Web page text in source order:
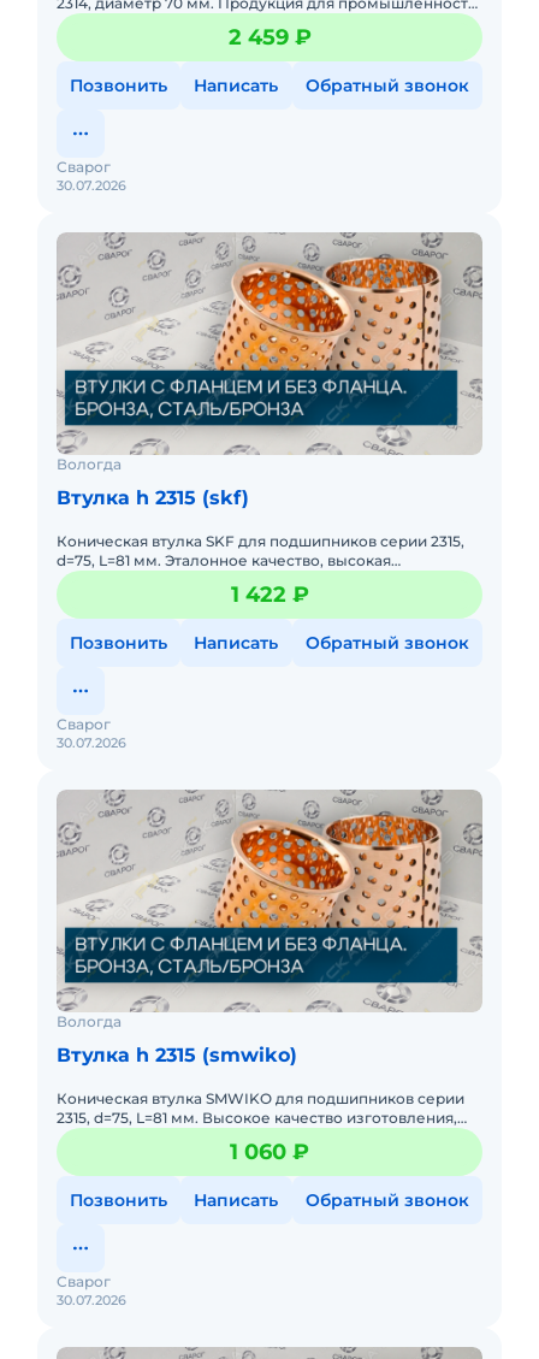
сертифицирована для применения в специальной
технике.
2 459 ₽
Позвонить Написать Обратный звонок
30.07.2026
Сварог
Вологда
Втулка h 2315 (skf)
Коническая втулка SKF для подшипников серии 2315,
d=75, L=81 мм. Эталонное качество, высокая
долговечность. Обеспечивает точную посадку и
легкий демонтаж.
1 422 ₽
Позвонить Написать Обратный звонок
30.07.2026
Сварог
Вологда
Втулка h 2315 (smwiko)
Коническая втулка SMWIKO для подшипников серии
2315, d=75, L=81 мм. Высокое качество изготовления,
полная взаимозаменяемость. Надежная фиксация
подшипника на ва
1 060 ₽
Позвонить Написать Обратный звонок
30.07.2026
Сварог